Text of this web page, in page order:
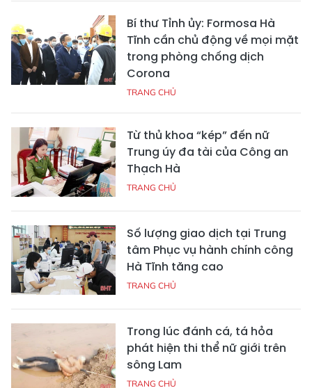
Bí thư Tỉnh ủy: Formosa Hà
Tĩnh cần chủ động về mọi mặt
trong phòng chống dịch
Corona
TRANG CHỦ
Từ thủ khoa “kép” đến nữ
Trung úy đa tài của Công an
Thạch Hà
TRANG CHỦ
Số lượng giao dịch tại Trung
tâm Phục vụ hành chính công
Hà Tĩnh tăng cao
TRANG CHỦ
Trong lúc đánh cá, tá hỏa
phát hiện thi thể nữ giới trên
sông Lam
TRANG CHỦ